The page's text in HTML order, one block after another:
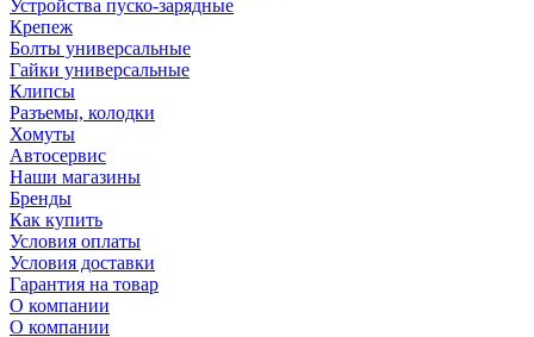
Устройства пуско-зарядные
Крепеж
Болты универсальные
Гайки универсальные
Клипсы
Разъемы, колодки
Хомуты
Автосервис
Наши магазины
Бренды
Как купить
Условия оплаты
Условия доставки
Гарантия на товар
О компании
О компании